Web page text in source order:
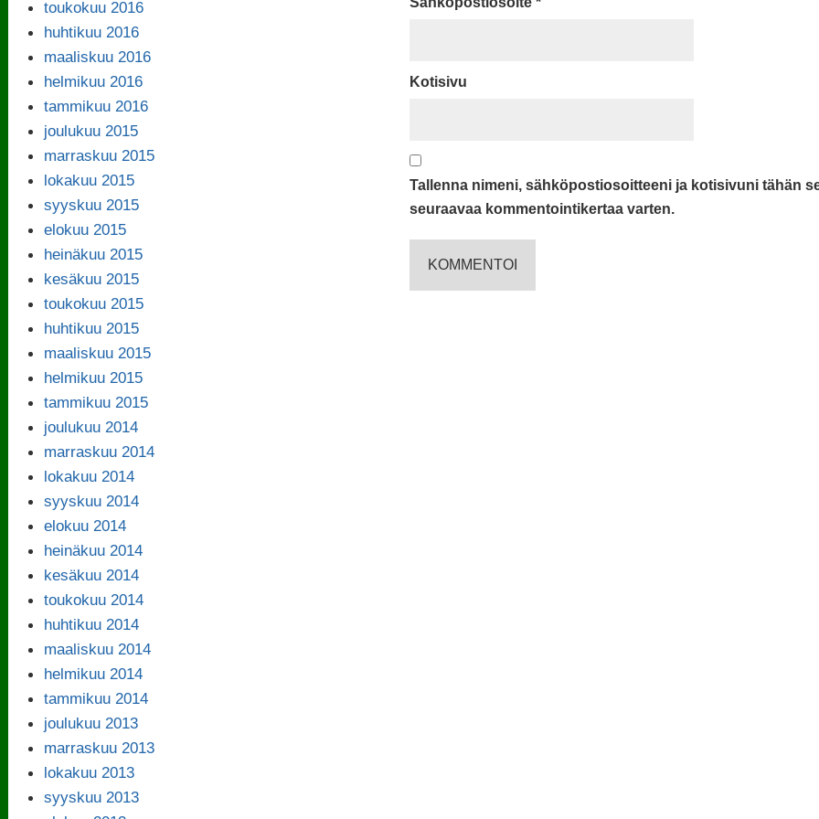
Kotisivu
Tallenna nimeni, sähköpostiosoitteeni ja kotisivuni tähän
seuraavaa kommentointikertaa varten.
toukokuu 2016
huhtikuu 2016
maaliskuu 2016
helmikuu 2016
tammikuu 2016
joulukuu 2015
marraskuu 2015
lokakuu 2015
syyskuu 2015
elokuu 2015
heinäkuu 2015
kesäkuu 2015
toukokuu 2015
huhtikuu 2015
maaliskuu 2015
helmikuu 2015
tammikuu 2015
joulukuu 2014
marraskuu 2014
lokakuu 2014
syyskuu 2014
elokuu 2014
heinäkuu 2014
kesäkuu 2014
toukokuu 2014
huhtikuu 2014
maaliskuu 2014
helmikuu 2014
tammikuu 2014
joulukuu 2013
marraskuu 2013
lokakuu 2013
syyskuu 2013